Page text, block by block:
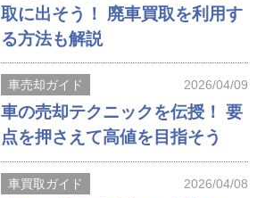
取に出そう！ 廃車買取を利用す
る方法も解説
車売却ガイド 2026/04/09
車の売却テクニックを伝授！ 要
点を押さえて高値を目指そう
車買取ガイド 2026/04/08